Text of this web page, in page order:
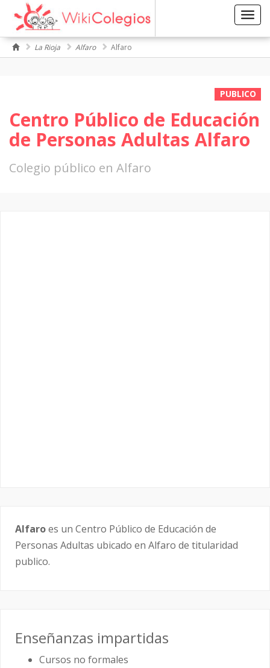
La Rioja Alfaro Alfaro
PUBLICO
Centro Público de Educación
de Personas Adultas Alfaro
Colegio público en Alfaro
Alfaroes un Centro Público de Educación de
Personas Adultas ubicado en Alfaro de titularidad
publico.
Enseñanzas impartidas
Cursos no formales